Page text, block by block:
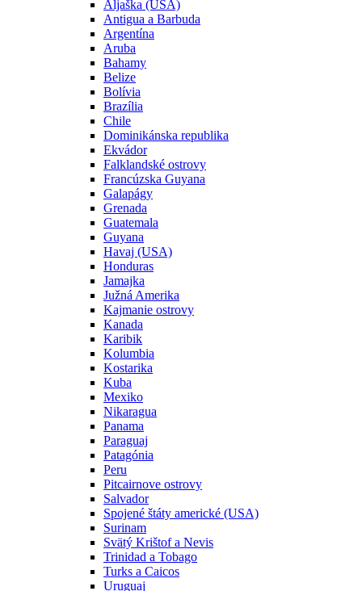
Aljaška (USA)
Antigua a Barbuda
Argentína
Aruba
Bahamy
Belize
Bolívia
Brazília
Chile
Dominikánska republika
Ekvádor
Falklandské ostrovy
Francúzska Guyana
Galapágy
Grenada
Guatemala
Guyana
Havaj (USA)
Honduras
Jamajka
Južná Amerika
Kajmanie ostrovy
Kanada
Karibik
Kolumbia
Kostarika
Kuba
Mexiko
Nikaragua
Panama
Paraguaj
Patagónia
Peru
Pitcairnove ostrovy
Salvador
Spojené štáty americké (USA)
Surinam
Svätý Krištof a Nevis
Trinidad a Tobago
Turks a Caicos
Uruguaj